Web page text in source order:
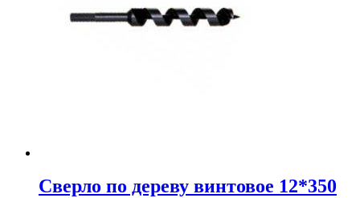
Сверло по дереву винтовое 12*350